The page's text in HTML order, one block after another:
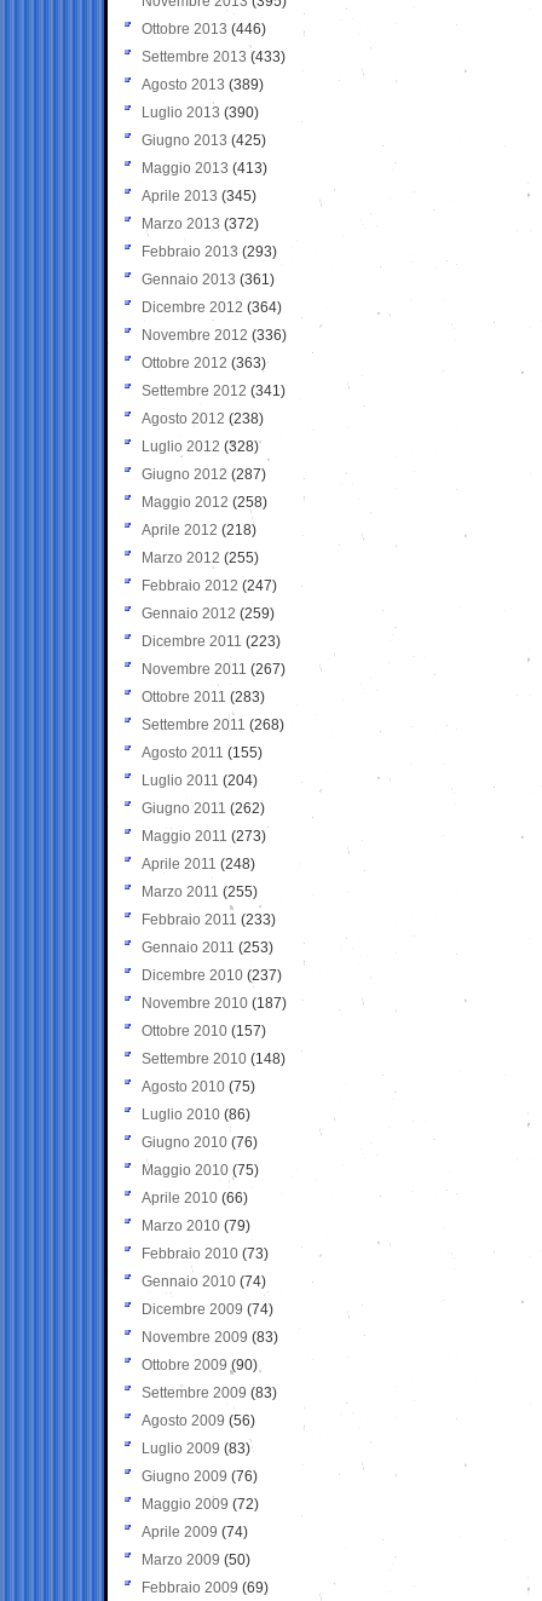
Ottobre 2013 (446)
Settembre 2013 (433)
Agosto 2013 (389)
Luglio 2013 (390)
Giugno 2013 (425)
Maggio 2013 (413)
Aprile 2013 (345)
Marzo 2013 (372)
Febbraio 2013 (293)
Gennaio 2013 (361)
Dicembre 2012 (364)
Novembre 2012 (336)
Ottobre 2012 (363)
Settembre 2012 (341)
Agosto 2012 (238)
Luglio 2012 (328)
Giugno 2012 (287)
Maggio 2012 (258)
Aprile 2012 (218)
Marzo 2012 (255)
Febbraio 2012 (247)
Gennaio 2012 (259)
Dicembre 2011 (223)
Novembre 2011 (267)
Ottobre 2011 (283)
Settembre 2011 (268)
Agosto 2011 (155)
Luglio 2011 (204)
Giugno 2011 (262)
Maggio 2011 (273)
Aprile 2011 (248)
Marzo 2011 (255)
Febbraio 2011 (233)
Gennaio 2011 (253)
Dicembre 2010 (237)
Novembre 2010 (187)
Ottobre 2010 (157)
Settembre 2010 (148)
Agosto 2010 (75)
Luglio 2010 (86)
Giugno 2010 (76)
Maggio 2010 (75)
Aprile 2010 (66)
Marzo 2010 (79)
Febbraio 2010 (73)
Gennaio 2010 (74)
Dicembre 2009 (74)
Novembre 2009 (83)
Ottobre 2009 (90)
Settembre 2009 (83)
Agosto 2009 (56)
Luglio 2009 (83)
Giugno 2009 (76)
Maggio 2009 (72)
Aprile 2009 (74)
Marzo 2009 (50)
Febbraio 2009 (69)